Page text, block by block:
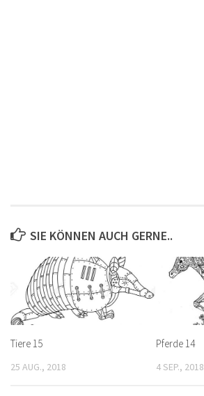
SIE KÖNNEN AUCH GERNE..
Tiere 15
25 AUG., 2018
Pferde 14
4 SEP., 2018